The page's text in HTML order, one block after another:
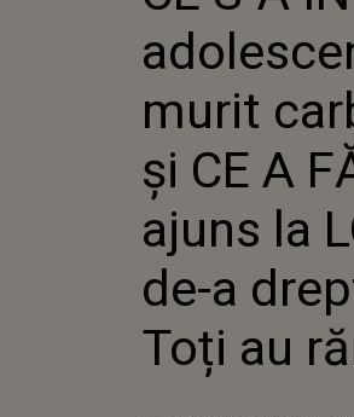
murit
și CE A
ajuns la
de-a
Toți au